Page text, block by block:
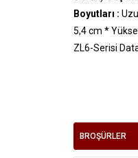
Boyutları :
5,4 cm *
ZL6-Serisi
BROŞÜRLER